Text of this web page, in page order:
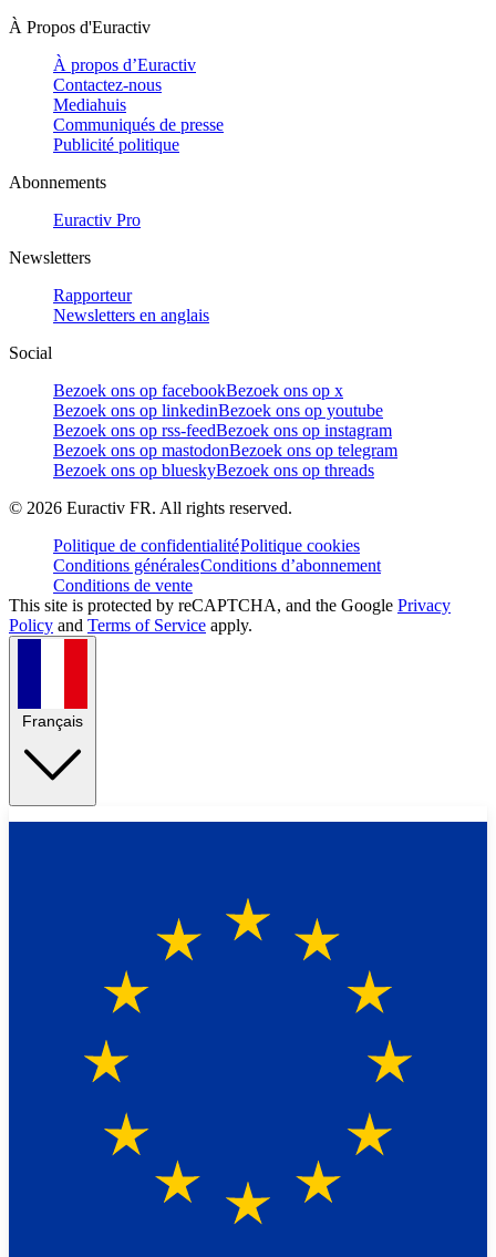
À Propos d'Euractiv
À propos d’Euractiv
Contactez-nous
Mediahuis
Communiqués de presse
Publicité politique
Abonnements
Euractiv Pro
Newsletters
Rapporteur
Newsletters en anglais
Social
Bezoek ons op facebookBezoek ons op x
Bezoek ons op linkedinBezoek ons op youtube
Bezoek ons op rss-feedBezoek ons op instagram
Bezoek ons op mastodonBezoek ons op telegram
Bezoek ons op blueskyBezoek ons op threads
© 2026 Euractiv FR. All rights reserved.
Politique de confidentialitéPolitique cookies
Conditions généralesConditions d’abonnement
Conditions de vente
This site is protected by reCAPTCHA, and the Google Privacy
Policy and Terms of Service apply.
Français